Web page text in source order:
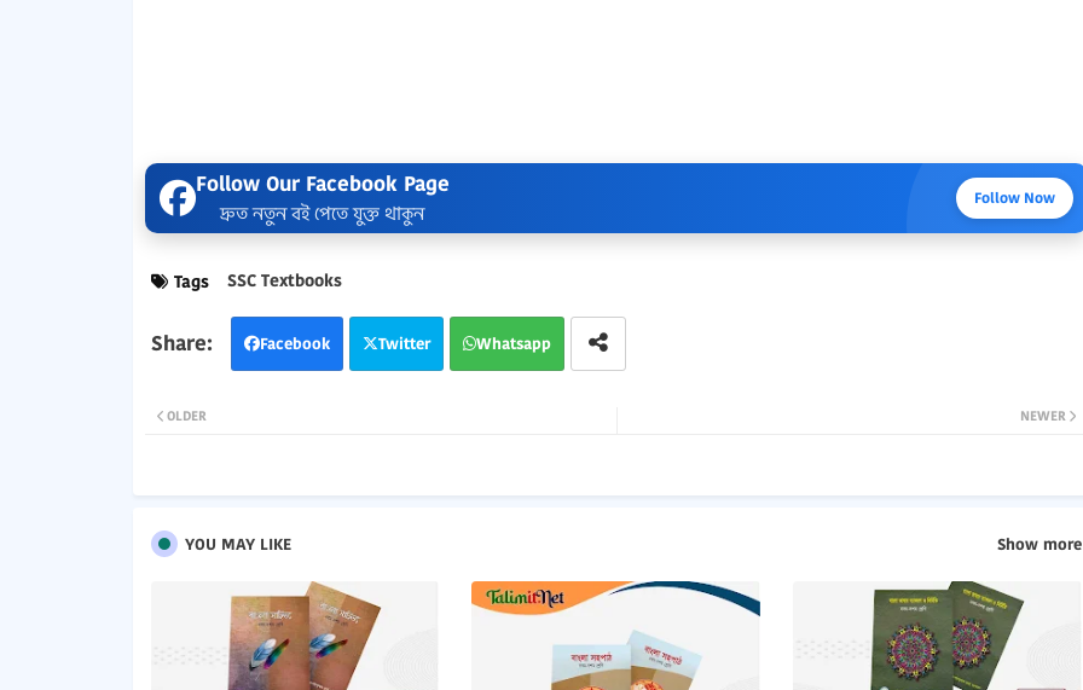
Follow Our Facebook Page
দ্রুত নতুন বই পেতে যুক্ত থাকুন
Follow Now
Tags SSC Textbooks
Facebook Twitter Whatsapp
NEWER
OLDER
YOU MAY LIKE Show more